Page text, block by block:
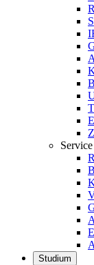
Service
Studium